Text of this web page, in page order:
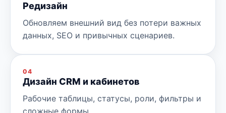
Редизайн
Обновляем внешний вид без потери важных
данных, SEO и привычных сценариев.
04
Дизайн CRM и кабинетов
Рабочие таблицы, статусы, роли, фильтры и
сложные формы.